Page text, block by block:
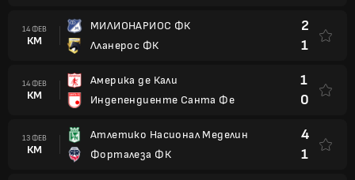
14 ФЕВ
КМ
МИЛИОНАРИОС ФК
Лланерос ФК
2
1
14 ФЕВ
КМ
Америка де Кали
Индепендиенте Санта Фе
1
0
13 ФЕВ
КМ
Атлетико Насионал Меделин
Форталеза ФК
4
1